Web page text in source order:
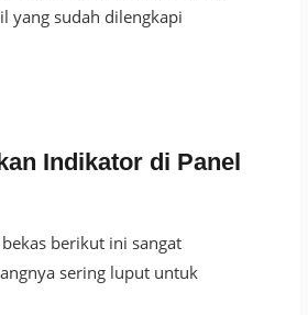
yang sudah dilengkapi
Indikator di Panel
berikut ini sangat
sering luput untuk